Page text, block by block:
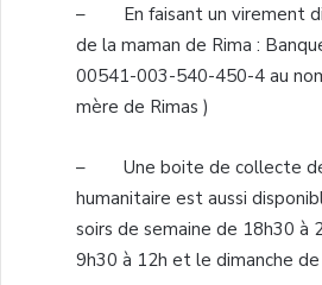
– En faisant un virement
de la maman de Rima :
00541-003-540-450-4 au
mère de Rimas )
– Une boite de collecte
humanitaire est aussi
soirs de semaine de 18h30 à
9h30 à 12h et le dimanche